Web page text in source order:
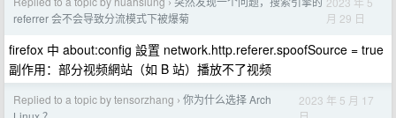
›
referrer 会不会导致分流模式下被爆菊
月 29 日
firefox 中 about:config 設置 network.http.referer.spoofSource = true
副作用：部分视频網站（如 B 站）播放不了视频
Replied to a topic by tensorzhang › 你为什么选择 Arch
2023 年 5 月 17